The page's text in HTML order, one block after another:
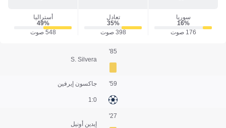
سوريا
16‎%‎
176 صوت
تعادل
35‎%‎
398 صوت
أستراليا
49‎%‎
548 صوت
S. Silvera
85'
جاكسون إيرفين
0:1
59'
إيدين أونيل
27'